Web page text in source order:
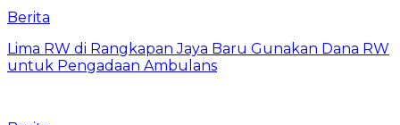
Berita
Lima RW di Rangkapan Jaya Baru Gunakan Dana RW
untuk Pengadaan Ambulans